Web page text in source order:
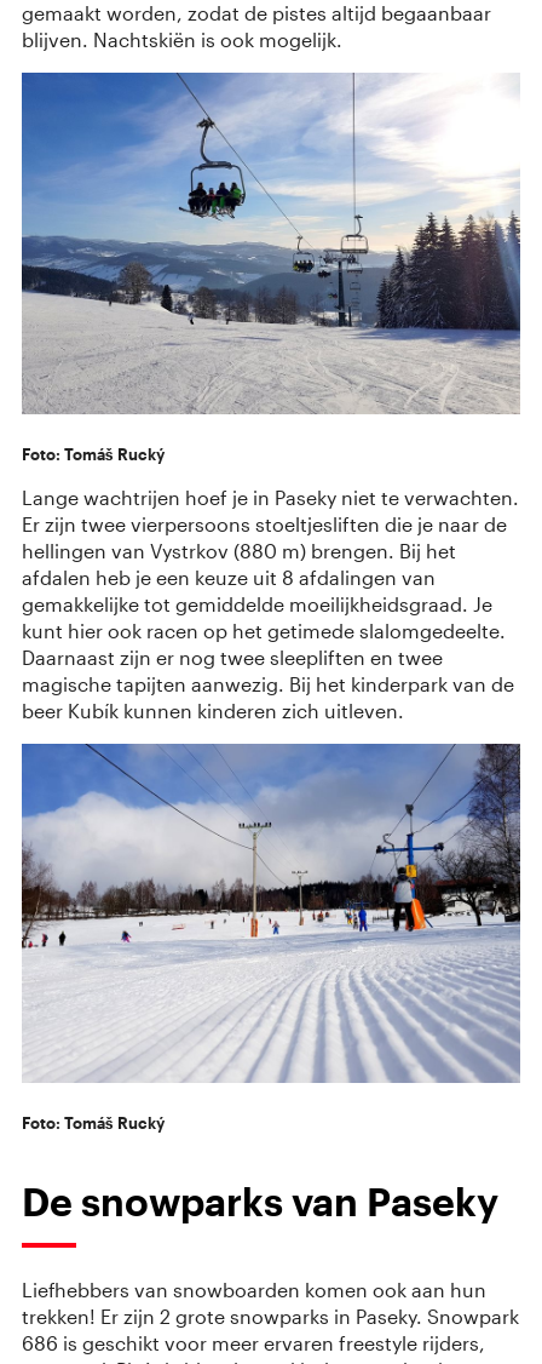
gemaakt worden, zodat de pistes altijd begaanbaar
blijven. Nachtskiën is ook mogelijk.
Foto: Tomáš Rucký
Lange wachtrijen hoef je in Paseky niet te verwachten.
Er zijn twee vierpersoons stoeltjesliften die je naar de
hellingen van Vystrkov (880 m) brengen. Bij het
afdalen heb je een keuze uit 8 afdalingen van
gemakkelijke tot gemiddelde moeilijkheidsgraad. Je
kunt hier ook racen op het getimede slalomgedeelte.
Daarnaast zijn er nog twee sleepliften en twee
magische tapijten aanwezig. Bij het kinderpark van de
beer Kubík kunnen kinderen zich uitleven.
Foto: Tomáš Rucký
De snowparks van Paseky
Liefhebbers van snowboarden komen ook aan hun
trekken! Er zijn 2 grote snowparks in Paseky. Snowpark
686 is geschikt voor meer ervaren freestyle rijders,